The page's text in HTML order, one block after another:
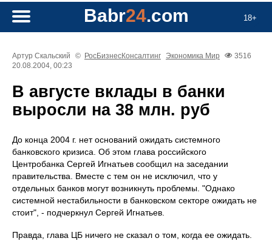
18+
Babr24.com
Артур Скальский © РосБизнесКонсалтинг Экономика Мир
3516
20.08.2004, 00:23
В августе вклады в банки
выросли на 38 млн. руб
До конца 2004 г. нет оснований ожидать системного
банковского кризиса. Об этом глава российского
Центробанка Сергей Игнатьев сообщил на заседании
правительства. Вместе с тем он не исключил, что у
отдельных банков могут возникнуть проблемы. "Однако
системной нестабильности в банковском секторе ожидать не
стоит", - подчеркнул Сергей Игнатьев.
Правда, глава ЦБ ничего не сказал о том, когда ее ожидать.